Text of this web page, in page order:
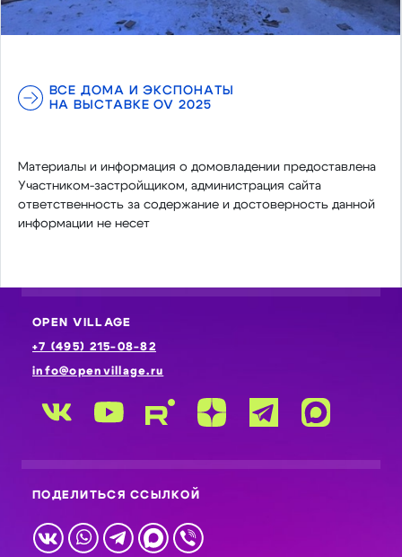
ВСЕ ДОМА И ЭКСПОНАТЫ
НА ВЫСТАВКЕ OV 2025
Материалы и информация о домовладении предоставлена
Участником-застройщиком, администрация сайта
ответственность за содержание и достоверность данной
информации не несет
OPEN VILLAGE
+7 (495) 215-08-82
info@openvillage.ru
ПОДЕЛИТЬСЯ ССЫЛКОЙ